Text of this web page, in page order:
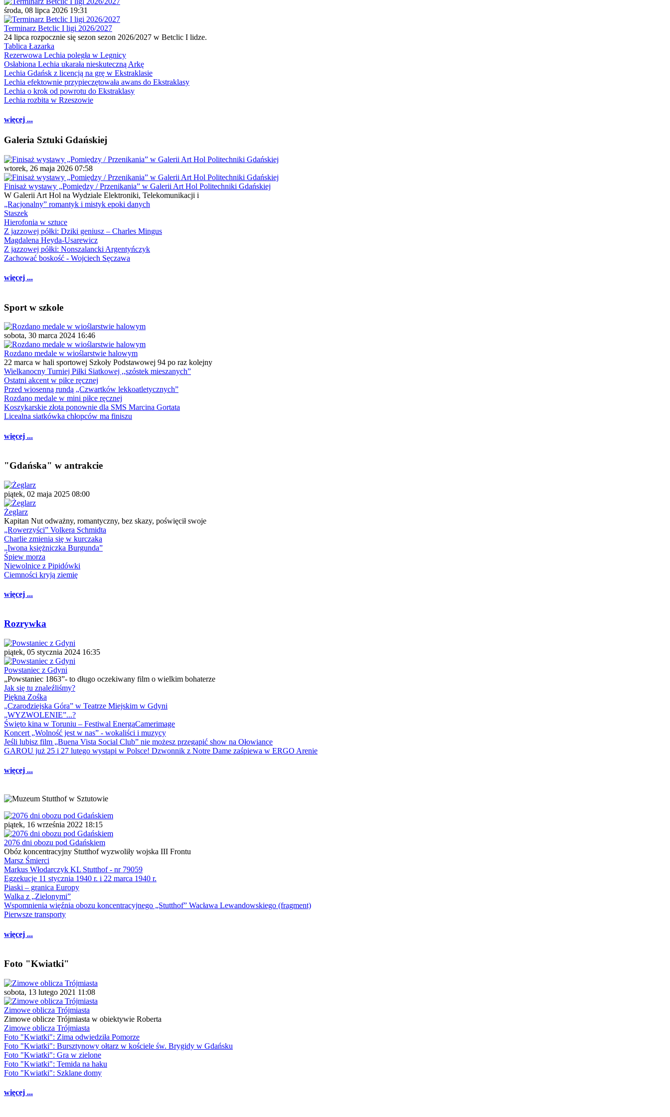
środa, 08 lipca 2026 19:31
Terminarz Betclic I ligi 2026/2027
24 lipca rozpocznie się sezon sezon 2026/2027 w Betclic I lidze.
Tablica Łazarka
Rezerwowa Lechia poległa w Legnicy
Osłabiona Lechia ukarała nieskuteczną Arkę
Lechia Gdańsk z licencją na grę w Ekstraklasie
Lechia efektownie przypieczętowała awans do Ekstraklasy
Lechia o krok od powrotu do Ekstraklasy
Lechia rozbita w Rzeszowie
więcej ...
Galeria Sztuki Gdańskiej
wtorek, 26 maja 2026 07:58
Finisaż wystawy „Pomiędzy / Przenikania” w Galerii Art Hol Politechniki Gdańskiej
W Galerii Art Hol na Wydziale Elektroniki, Telekomunikacji i
„Racjonalny” romantyk i mistyk epoki danych
Staszek
Hierofonia w sztuce
Z jazzowej półki: Dziki geniusz – Charles Mingus
Magdalena Heyda-Usarewicz
Z jazzowej półki: Nonszalancki Argentyńczyk
Zachować boskość - Wojciech Sęczawa
więcej ...
Sport w szkole
sobota, 30 marca 2024 16:46
Rozdano medale w wioślarstwie halowym
22 marca w hali sportowej Szkoły Podstawowej 94 po raz kolejny
Wielkanocny Turniej Piłki Siatkowej ,,szóstek mieszanych”
Ostatni akcent w piłce ręcznej
Przed wiosenną rundą „Czwartków lekkoatletycznych”
Rozdano medale w mini piłce ręcznej
Koszykarskie złota ponownie dla SMS Marcina Gortata
Licealna siatkówka chłopców ma finiszu
więcej ...
"Gdańska" w antrakcie
piątek, 02 maja 2025 08:00
Żeglarz
Kapitan Nut odważny, romantyczny, bez skazy, poświęcił swoje
„Rowerzyści” Volkera Schmidta
Charlie zmienia się w kurczaka
„Iwona księżniczka Burgunda”
Śpiew morza
Niewolnice z Pipidówki
Ciemności kryją ziemię
więcej ...
Rozrywka
piątek, 05 stycznia 2024 16:35
Powstaniec z Gdyni
„Powstaniec 1863”- to długo oczekiwany film o wielkim bohaterze
Jak się tu znaleźliśmy?
Piękna Zośka
„Czarodziejska Góra” w Teatrze Miejskim w Gdyni
„WYZWOLENIE”...?
Święto kina w Toruniu – Festiwal EnergaCamerimage
Koncert „Wolność jest w nas” - wokaliści i muzycy
Jeśli lubisz film „Buena Vista Social Club” nie możesz przegapić show na Ołowiance
GAROU już 25 i 27 lutego wystąpi w Polsce! Dzwonnik z Notre Dame zaśpiewa w ERGO Arenie
więcej ...
piątek, 16 września 2022 18:15
2076 dni obozu pod Gdańskiem
Obóz koncentracyjny Stutthof wyzwoliły wojska III Frontu
Marsz Śmierci
Markus Włodarczyk KL Stutthof - nr 79059
Egzekucje 11 stycznia 1940 r. i 22 marca 1940 r.
Piaski – granica Europy
Walka z „Zielonymi”
Wspomnienia więźnia obozu koncentracyjnego „Stutthof” Wacława Lewandowskiego (fragment)
Pierwsze transporty
więcej ...
Foto "Kwiatki"
sobota, 13 lutego 2021 11:08
Zimowe oblicza Trójmiasta
Zimowe oblicze Trójmiasta w obiektywie Roberta
Zimowe oblicza Trójmiasta
Foto "Kwiatki": Zima odwiedziła Pomorze
Foto "Kwiatki": Bursztynowy ołtarz w kościele św. Brygidy w Gdańsku
Foto "Kwiatki": Gra w zielone
Foto "Kwiatki": Temida na haku
Foto "Kwiatki": Szklane domy
więcej ...